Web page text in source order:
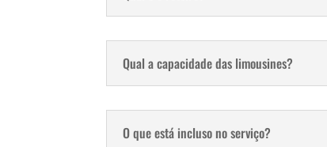
Qual a capacidade das limousines?
O que está incluso no serviço?